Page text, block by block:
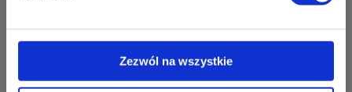
Zezwól na wszystkie
Zapisz mnie
36 MINUT Plaza
ul. Zagnańska 88/2
25-558 Kielce
Trening wytrzymałościowo-siłowy
czytaj dalej